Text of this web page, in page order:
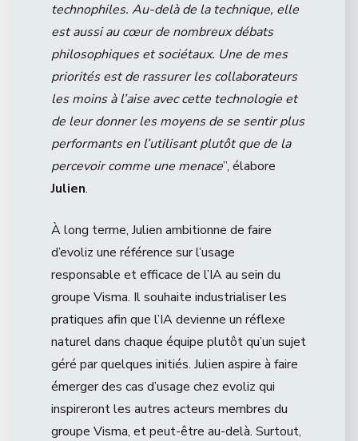
technophiles. Au-delà de la technique, elle
est aussi au cœur de nombreux débats
philosophiques et sociétaux. Une de mes
priorités est de rassurer les collaborateurs
les moins à l’aise avec cette technologie et
de leur donner les moyens de se sentir plus
performants en l’utilisant plutôt que de la
percevoir comme une menace”, élabore
Julien.
À long terme, Julien ambitionne de faire
d’evoliz une référence sur l’usage
responsable et efficace de l’IA au sein du
groupe Visma. Il souhaite industrialiser les
pratiques afin que l’IA devienne un réflexe
naturel dans chaque équipe plutôt qu’un sujet
géré par quelques initiés. Julien aspire à faire
émerger des cas d’usage chez evoliz qui
inspireront les autres acteurs membres du
groupe Visma, et peut-être au-delà. Surtout,